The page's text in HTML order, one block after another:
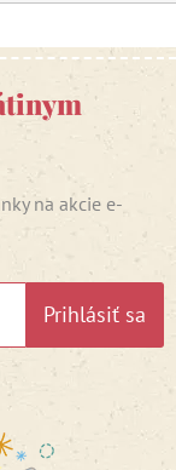
na akcie e-
Prihlásiť sa